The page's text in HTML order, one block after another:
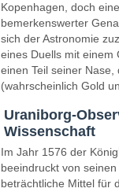
Kopenhagen, doch
bemerkenswerter
sich der Astronomie
eines Duells mit einem
einen Teil seiner
(wahrscheinlich Gold
Uraniborg-
Wissenschaft
Im Jahr 1576 der König
beeindruckt von
beträchtliche Mittel für